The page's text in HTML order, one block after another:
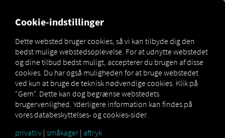
Marketplace Connectors Renault Connect
RENAULT FORBINDE
Cookie-indstillinger
Dette websted bruger cookies, så vi kan tilbyde dig den
bedst mulige webstedsoplevelse. For at udnytte webstedet
og dine tilbud bedst muligt, accepterer du brugen af ​​disse
cookies. Du har også muligheden for at bruge webstedet
ved kun at bruge de teknisk nødvendige cookies. Klik på
"Gem". Dette kan dog begrænse webstedets
brugervenlighed. Yderligere information kan findes på
vores databeskyttelses- og cookies-sider.
privatliv | småkager | aftryk